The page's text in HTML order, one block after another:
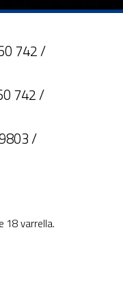
742 /
742 /
/
18 varrella.